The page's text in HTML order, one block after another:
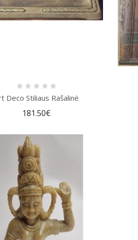
Deco Stiliaus Rašalinė
181.50€